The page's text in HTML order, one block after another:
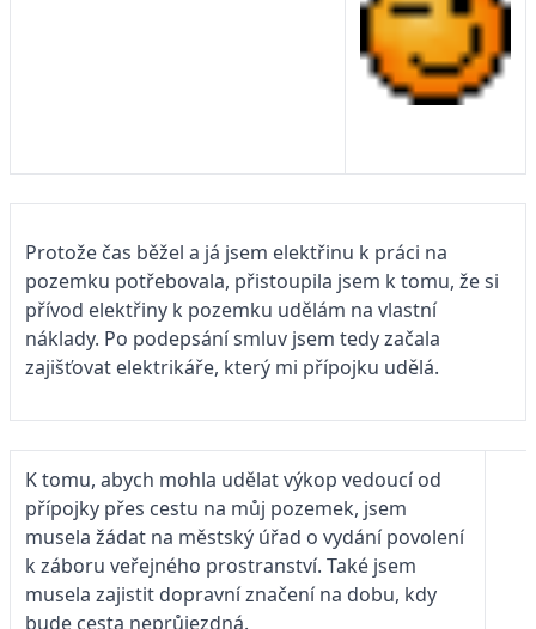
Protože čas běžel a já jsem elektřinu k práci na
pozemku potřebovala, přistoupila jsem k tomu, že si
přívod elektřiny k pozemku udělám na vlastní
náklady. Po podepsání smluv jsem tedy začala
zajišťovat elektrikáře, který mi přípojku udělá.
K tomu, abych mohla udělat výkop vedoucí od
přípojky přes cestu na můj pozemek, jsem
musela žádat na městský úřad o vydání povolení
k záboru veřejného prostranství. Také jsem
musela zajistit dopravní značení na dobu, kdy
bude cesta neprůjezdná.